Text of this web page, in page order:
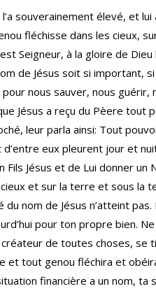
l’a souverainement élevé, et
fléchisse dans les cieux,
Seigneur, à la gloire de
de Jésus soit si important,
pour nous sauver, nous
Jésus a reçu du Pèere tout
leur parla ainsi: Tout
eux pleurent jour et
Jésus et de Lui donner un
et sur la terre et sous la
du nom de Jésus n’atteint
pour ton propre bien.
de toutes choses, se
et tout genou fléchira et
financière a un nom,